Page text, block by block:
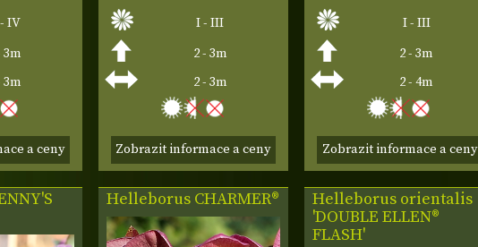
IV
3m
3m
a ceny
I - III
2 - 3m
2 - 3m
Zobrazit informace a ceny
I - III
2 - 3m
2 - 4m
Zobrazit informace a ceny
Helleborus CHARMER®
Helleborus orientalis
'DOUBLE ELLEN®
FLASH'